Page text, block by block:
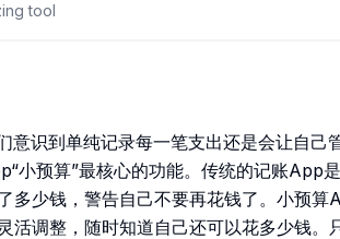
tool
识到单纯记录每一笔支出还是会让自己
小预算”最核心的功能。传统的记账App
多少钱，警告自己不要再花钱了。小预算
活调整，随时知道自己还可以花多少钱。